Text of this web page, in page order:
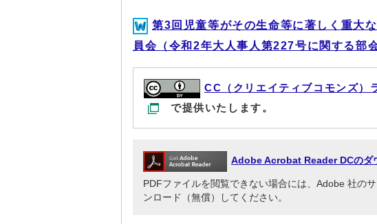
第3回児童等がその生命等に著しく重大
員会（令和2年大人事人第227号に関する
CC（クリエイティブコモンズ）
で提供いたします。
Adobe Acrobat Reader DCのダ
PDFファイルを閲覧できない場合には、Adobe 社の
ンロード（無償）してください。